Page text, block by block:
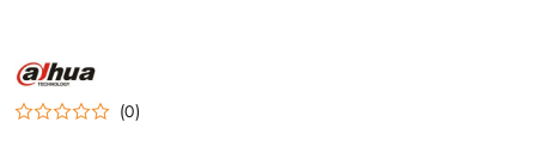
NAZWA
PRODUCENTA:
DAHUA
(0)